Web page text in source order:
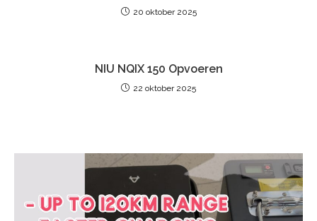
20 oktober 2025
NIU NQIX 150 Opvoeren
22 oktober 2025